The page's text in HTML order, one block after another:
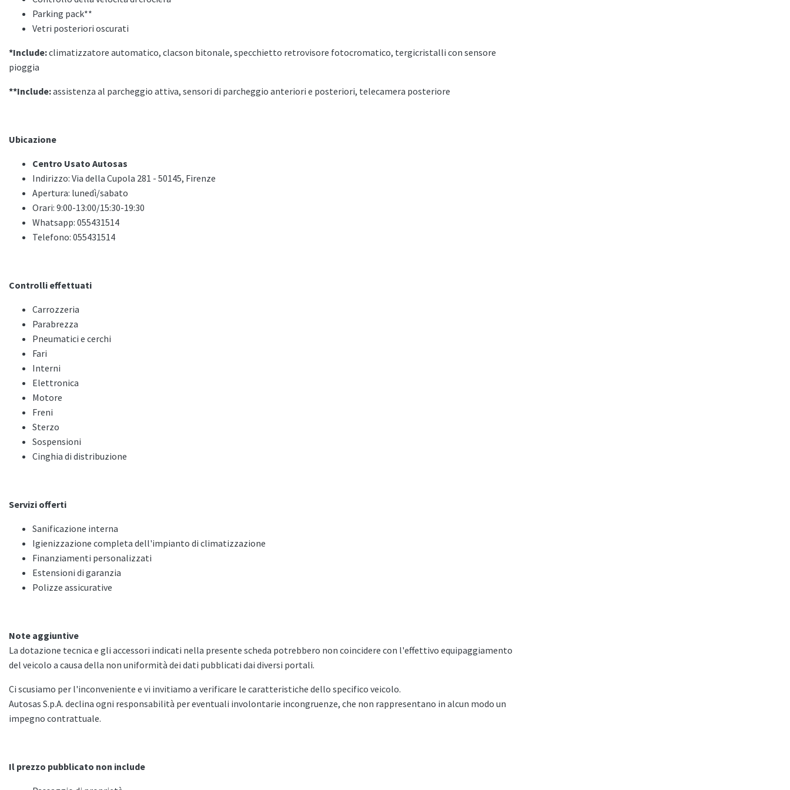
Parking pack**
Vetri posteriori oscurati
*Include:climatizzatore automatico, clacson bitonale, specchietto retrovisore fotocromatico, tergicristalli con sensore
pioggia
**Include:assistenza al parcheggio attiva, sensori di parcheggio anteriori e posteriori, telecamera posteriore
Ubicazione
Centro Usato Autosas
Indirizzo: Via della Cupola 281 - 50145, Firenze
Apertura: lunedì/sabato
Orari: 9:00-13:00/15:30-19:30
Whatsapp: 055431514
Telefono: 055431514
Controlli effettuati
Carrozzeria
Parabrezza
Pneumatici e cerchi
Fari
Interni
Elettronica
Motore
Freni
Sterzo
Sospensioni
Cinghia di distribuzione
Servizi offerti
Sanificazione interna
Igienizzazione completa dell'impianto di climatizzazione
Finanziamenti personalizzati
Estensioni di garanzia
Polizze assicurative
Note aggiuntive
La dotazione tecnica e gli accessori indicati nella presente scheda potrebbero non coincidere con l'effettivo equipaggiamento
del veicolo a causa della non uniformità dei dati pubblicati dai diversi portali.
Ci scusiamo per l'inconveniente e vi invitiamo a verificare le caratteristiche dello specifico veicolo.
Autosas S.p.A. declina ogni responsabilità per eventuali involontarie incongruenze, che non rappresentano in alcun modo un
impegno contrattuale.
Il prezzo pubblicato non include